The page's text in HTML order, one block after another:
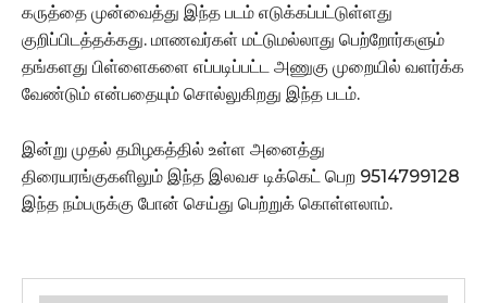
கருத்தை முன்வைத்து இந்த படம் எடுக்கப்பட்டுள்ளது
குறிப்பிடத்தக்கது. மாணவர்கள் மட்டுமல்லாது பெற்றோர்களும்
தங்களது பிள்ளைகளை எப்படிப்பட்ட அணுகு முறையில் வளர்க்க
வேண்டும் என்பதையும் சொல்லுகிறது இந்த படம்.
இன்று முதல் தமிழகத்தில் உள்ள அனைத்து
திரையரங்குகளிலும் இந்த இலவச டிக்கெட் பெற 9514799128
இந்த நம்பருக்கு போன் செய்து பெற்றுக் கொள்ளலாம்.